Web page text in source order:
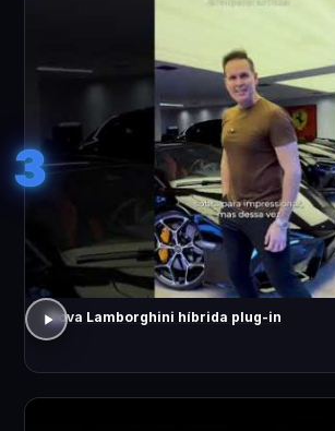
3
Nova Lamborghini híbrida plug-in